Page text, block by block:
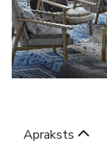
Apraksts